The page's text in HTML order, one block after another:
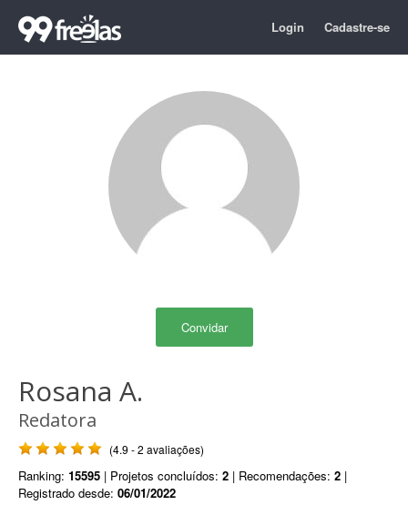
Login Cadastre-se
Convidar
Rosana A.
Redatora
(4.9 - 2 avaliações)
Ranking: 15595 | Projetos concluídos: 2 | Recomendações: 2 |
Registrado desde: 06/01/2022